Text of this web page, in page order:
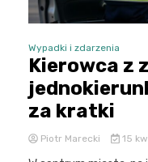
Wypadki i zdarzenia
Kierowca z
za kratki
Piotr Marecki 15